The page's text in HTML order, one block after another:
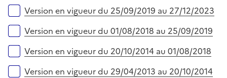
Version en vigueur du 25/09/2019 au 27/12/2023
Version en vigueur du 01/08/2018 au 25/09/2019
Version en vigueur du 20/10/2014 au 01/08/2018
Version en vigueur du 29/04/2013 au 20/10/2014